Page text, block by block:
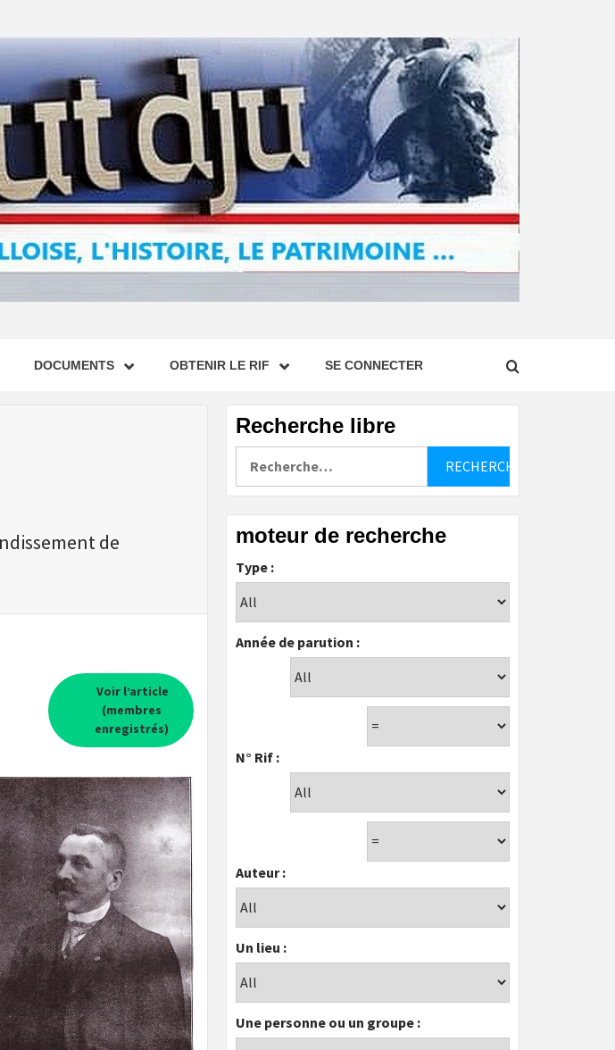
DOCUMENTS OBTENIR LE RIF SE CONNECTER
de
Voir l’article
(membres
enregistrés)
Recherche libre
moteur de recherche
Type :
Année de parution :
N° Rif :
Auteur :
Un lieu :
Une personne ou un groupe :